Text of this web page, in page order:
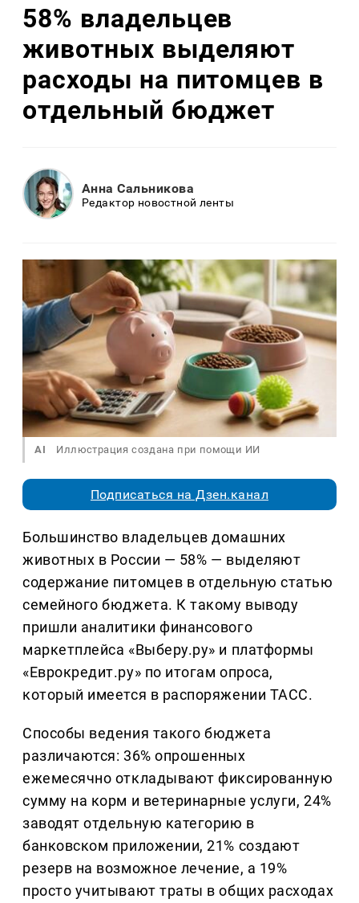
58% владельцев
животных выделяют
расходы на питомцев в
отдельный бюджет
Анна Сальникова
Редактор новостной ленты
AI Иллюстрация создана при помощи ИИ
Подписаться на Дзен.канал
Большинство владельцев домашних
животных в России — 58% — выделяют
содержание питомцев в отдельную статью
семейного бюджета. К такому выводу
пришли аналитики финансового
маркетплейса «Выберу.ру» и платформы
«Еврокредит.ру» по итогам опроса,
который имеется в распоряжении ТАСС.
Способы ведения такого бюджета
различаются: 36% опрошенных
ежемесячно откладывают фиксированную
сумму на корм и ветеринарные услуги, 24%
заводят отдельную категорию в
банковском приложении, 21% создают
резерв на возможное лечение, а 19%
просто учитывают траты в общих расходах